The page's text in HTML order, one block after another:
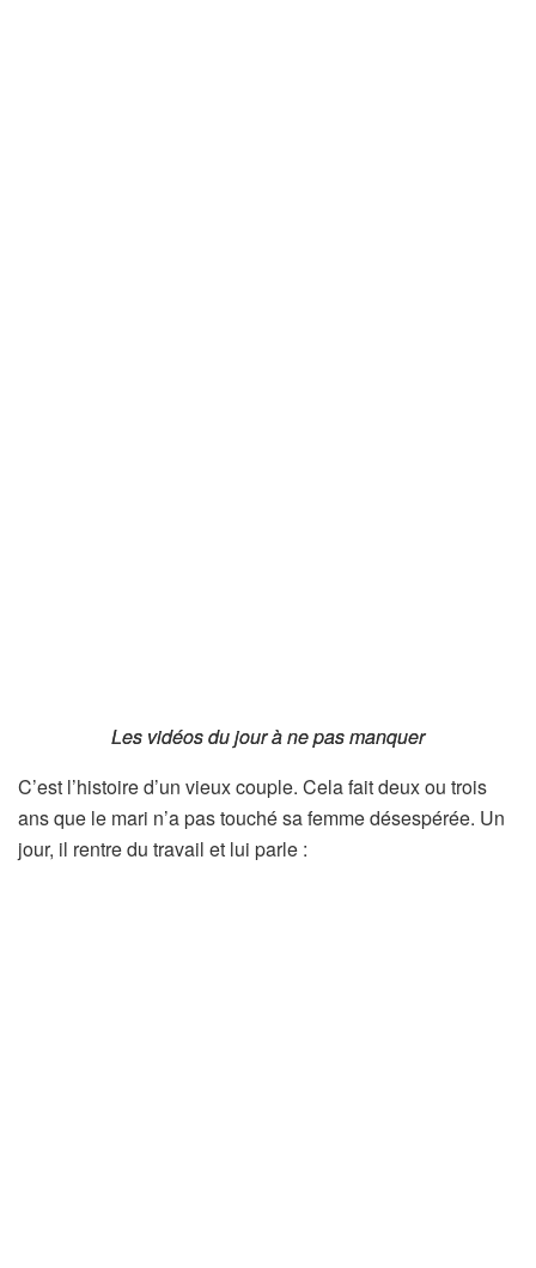
Les vidéos du jour à ne pas manquer
Les vidéos du jour à ne pas manquer
C’est l’histoire d’un vieux couple. Cela fait deux ou trois
ans que le mari n’a pas touché sa femme désespérée. Un
jour, il rentre du travail et lui parle :